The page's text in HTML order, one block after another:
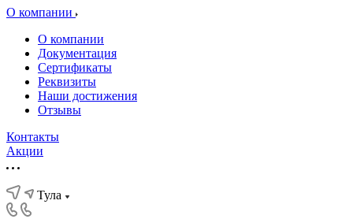
О компании
О компании
Документация
Сертификаты
Реквизиты
Наши достижения
Отзывы
Контакты
Акции
Тула